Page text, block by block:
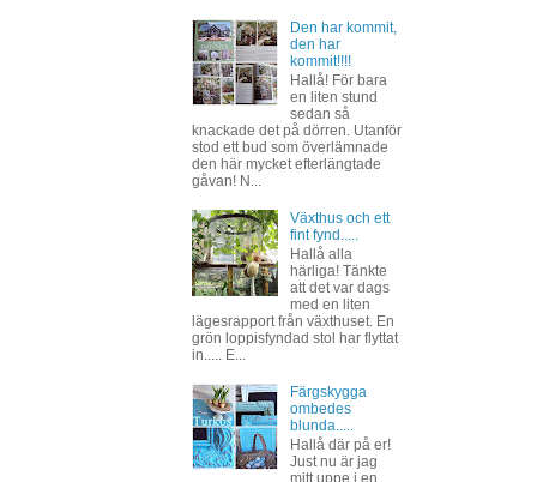
Den har kommit,
den har
kommit!!!!
Hallå! För bara
en liten stund
sedan så
knackade det på dörren. Utanför
stod ett bud som överlämnade
den här mycket efterlängtade
gåvan! N...
Växthus och ett
fint fynd.....
Hallå alla
härliga! Tänkte
att det var dags
med en liten
lägesrapport från växthuset. En
grön loppisfyndad stol har flyttat
in..... E...
Färgskygga
ombedes
blunda.....
Hallå där på er!
Just nu är jag